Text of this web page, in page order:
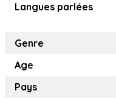
Langues parlées
Genre
Age
Pays